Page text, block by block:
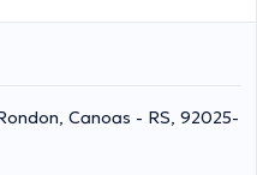
Canoas - RS, 92025-